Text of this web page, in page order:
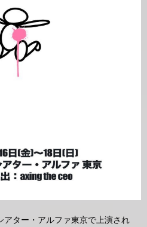
ター・アルファ東京で上演され